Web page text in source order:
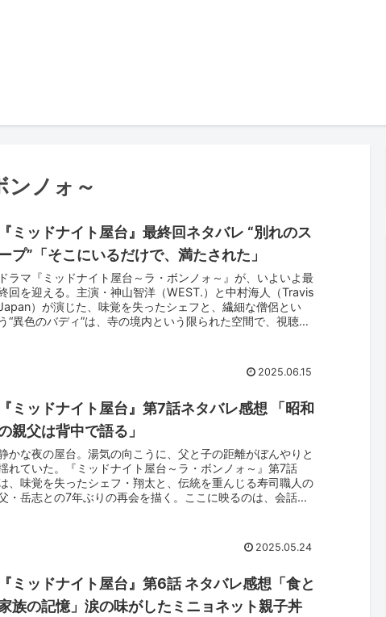
ンノォ～
『ミッドナイト屋台』最終回ネタバレ “別れのス
プ”「そこにいるだけで、満たされた」
ドラマ『ミッドナイト屋台～ラ・ボンノォ～』が、いよいよ最
回を迎える。主演・神山智洋（WEST.）と中村海人（Travis
）が演じた、味覚を失ったシェフと、繊細な僧侶とい
う“異色のバディ”は、寺の境内という限られた空間で、視聴者
当に求めていたのは、「物語の決着」ではない。「あの屋台に
2025.06.15
『ミッドナイト屋台』第7話ネタバレ感想 「昭和
親父は背中で語る」
かな夜の屋台。湯気の向こうに、父と子の距離がぼんやりと
れていた。『ミッドナイト屋台～ラ・ボンノォ～』第7話
、味覚を失ったシェフ・翔太と、伝統を重んじる寿司職人の
・岳志との7年ぶりの再会を描く。ここに映るのは、会話で
た。その佇まいは、今の時代に何を残そうとしているのか。
2025.05.24
『ミッドナイト屋台』第6話 ネタバレ感想「食と
族の記憶」涙の味がしたミニョネット親子丼